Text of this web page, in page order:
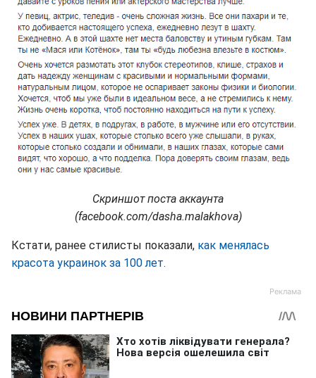
Скриншот поста аккаунта
(facebook.com/dasha.malakhova)
Кстати, ранее стилисты показали, как менялась
красота украинок за 100 лет.